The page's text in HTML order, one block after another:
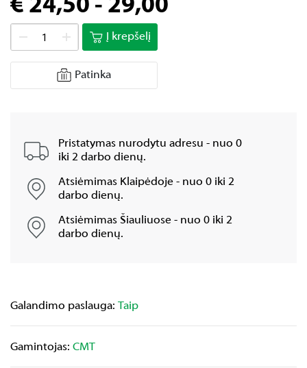
€ 24,50 - 29,00
Į krepšelį
Patinka
Pristatymas nurodytu adresu - nuo 0
iki 2 darbo dienų.
Atsiėmimas Klaipėdoje - nuo 0 iki 2
darbo dienų.
Atsiėmimas Šiauliuose - nuo 0 iki 2
darbo dienų.
Galandimo paslauga: Taip
Gamintojas: CMT